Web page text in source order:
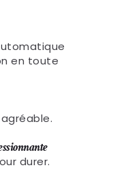
en toute
durer.